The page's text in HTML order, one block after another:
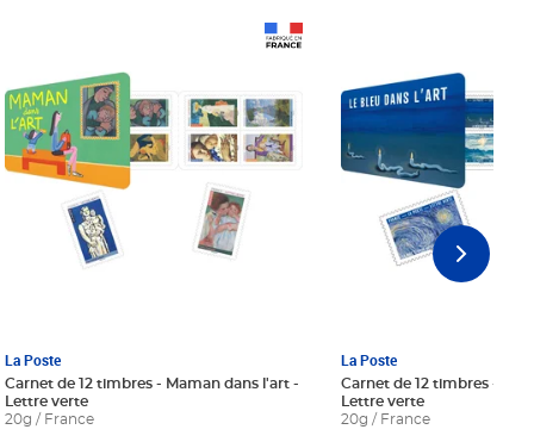
La Poste
Carnet de 12 timbres - Maman dans l'art -
Lettre verte
20g / France
La Poste
Carnet de 12 timbres - Le
Lettre verte
20g / France